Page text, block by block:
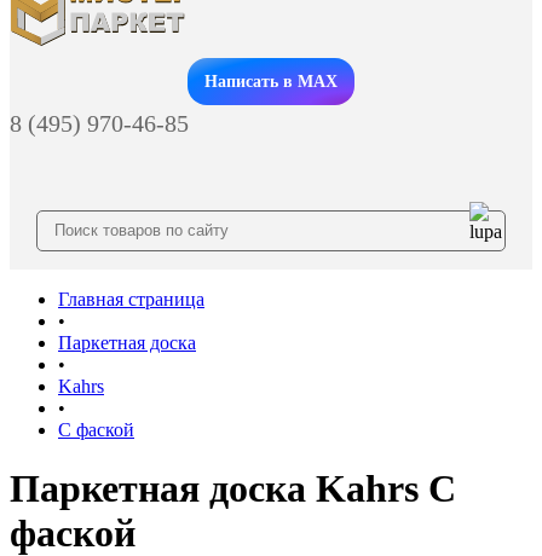
Заказать звонок
Написать в MAX
8 (495) 970-46-85
Главная страница
•
Паркетная доска
•
Kahrs
•
С фаской
Паркетная доска Kahrs С
фаской